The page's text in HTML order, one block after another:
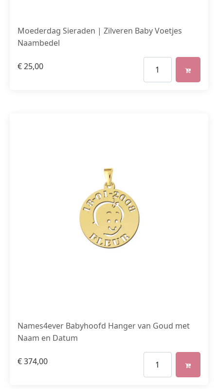
Moederdag Sieraden | Zilveren Baby Voetjes
Naambedel
€25,00
Names4ever Babyhoofd Hanger van Goud met
Naam en Datum
€374,00